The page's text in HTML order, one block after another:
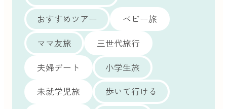
おすすめツアー
ベビー旅
ママ友旅
三世代旅行
夫婦デート
小学生旅
未就学児旅
歩いて行ける